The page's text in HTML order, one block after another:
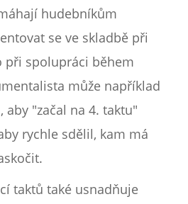
hudebníkům
se ve skladbě při
při spolupráci během
může například
aby "začal na 4. taktu"
rychle sdělil, kam má
taktů také usnadňuje